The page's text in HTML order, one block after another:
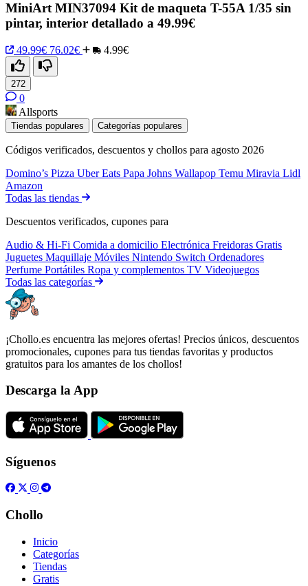
MiniArt MIN37094 Kit de maqueta T-55A 1/35 sin
pintar, interior detallado a 49.99€
49.99€ 76.02€ 4.99€
272
0
Allsports
Tiendas populares Categorías populares
Códigos verificados, descuentos y chollos para agosto 2026
Domino’s Pizza Uber Eats Papa Johns Wallapop Temu Miravia Lidl
Amazon
Todas las tiendas
Descuentos verificados, cupones para
Audio & Hi-Fi Comida a domicilio Electrónica Freidoras Gratis
Juguetes Maquillaje Móviles Nintendo Switch Ordenadores
Perfume Portátiles Ropa y complementos TV Videojuegos
Todas las categorías
¡Chollo.es encuentra las mejores ofertas! Precios únicos, descuentos
promocionales, cupones para tus tiendas favoritas y productos
gratuitos para los amantes de los chollos!
Descarga la App
Síguenos
Chollo
Inicio
Categorías
Tiendas
Gratis